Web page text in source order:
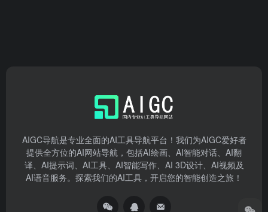
AIGC导航是专业全面的AI工具导航平台！我们为AIGC爱好者
提供全方位的AI网站导航，包括AI绘画、AI智能对话、AI翻
译、AI提示词、AI工具、AI智能写作、AI 3D设计、AI视频及
AI语音服务。探索我们的AI工具，开启您的智能创造之旅！